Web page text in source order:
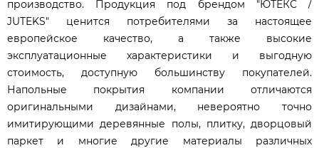
производство. Продукция под брендом "ЮТЕКС /
JUTEKS" ценится потребителями за настоящее
европейское качество, а также высокие
эксплуатационные характеристики и выгодную
стоимость, доступную большинству покупателей.
Напольные покрытия компании отличаются
оригинальными дизайнами, невероятно точно
имитирующими деревянные полы, плитку, дворцовый
паркет и многие другие материалы различных